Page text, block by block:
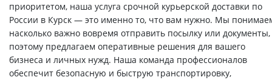
приоритетом, наша услуга срочной курьерской доставки по
России в Курск — это именно то, что вам нужно. Мы
насколько важно вовремя отправить посылку или документы,
поэтому предлагаем оперативные решения для вашего
бизнеса и личных нужд. Наша команда профессионалов
обеспечит безопасную и быструю транспортировку,